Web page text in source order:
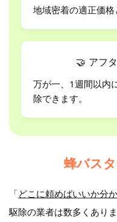
地域密着の適正価格
🤝 アフ
万が一、1週間以内
除できます。
蜂バス
「どこに頼めばいいか分
駆除の業者は数多くあり